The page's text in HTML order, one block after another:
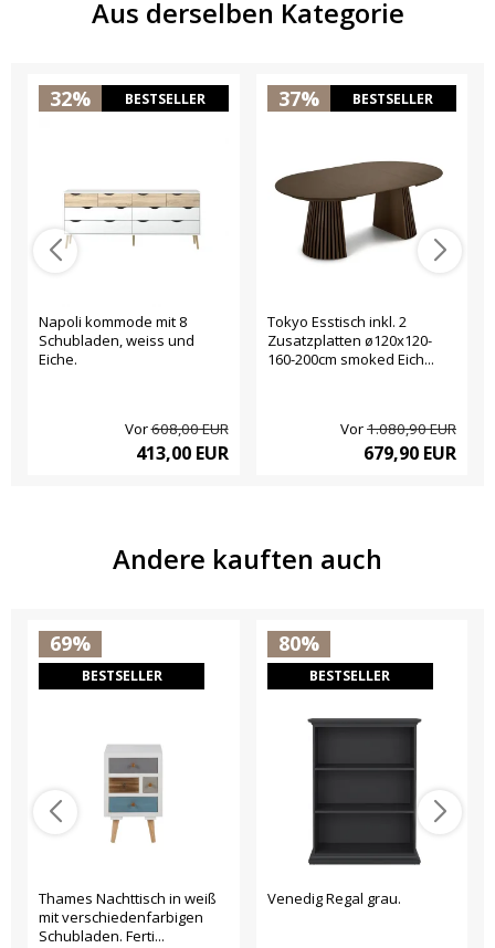
Aus derselben Kategorie
32% BESTSELLER
Napoli kommode mit 8
Schubladen, weiss und
Eiche.
Vor608,00 EUR
413,00 EUR
37% BESTSELLER
Tokyo Esstisch inkl. 2
Zusatzplatten ø120x120-
160-200cm smoked Eich...
Vor1.080,90 EUR
679,90 EUR
Andere kauften auch
69%
BESTSELLER
Thames Nachttisch in weiß
mit verschiedenfarbigen
Schubladen. Ferti...
80%
BESTSELLER
Venedig Regal grau.